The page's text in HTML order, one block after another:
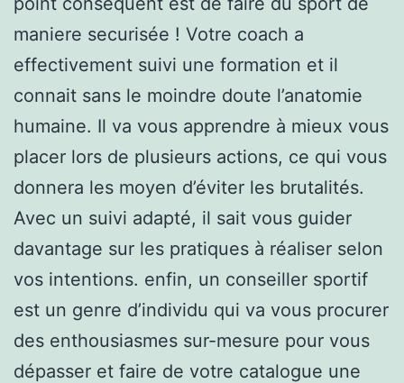
maniere securisée ! Votre coach a
effectivement suivi une formation et il
connait sans le moindre doute l’anatomie
humaine. Il va vous apprendre à mieux vous
placer lors de plusieurs actions, ce qui vous
donnera les moyen d’éviter les brutalités.
Avec un suivi adapté, il sait vous guider
davantage sur les pratiques à réaliser selon
vos intentions. enfin, un conseiller sportif
est un genre d’individu qui va vous procurer
des enthousiasmes sur-mesure pour vous
dépasser et faire de votre catalogue une